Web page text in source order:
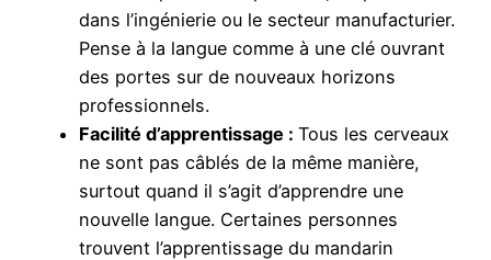
dans l’ingénierie ou le secteur manufacturier.
Pense à la langue comme à une clé ouvrant
des portes sur de nouveaux horizons
professionnels.
Facilité d’apprentissage : Tous les cerveaux
ne sont pas câblés de la même manière,
surtout quand il s’agit d’apprendre une
nouvelle langue. Certaines personnes
trouvent l’apprentissage du mandarin